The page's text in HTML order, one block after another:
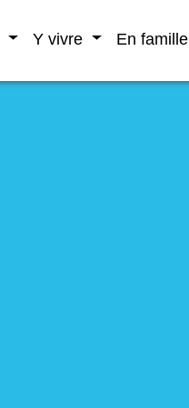
Y vivre En famille